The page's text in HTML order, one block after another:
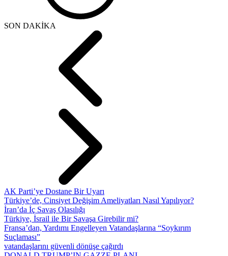
SON DAKİKA
AK Parti’ye Dostane Bir Uyarı
Türkiye’de, Cinsiyet Değişim Ameliyatları Nasıl Yapılıyor?
İran’da İç Savaş Olasılığı
Türkiye, İsrail ile Bir Savaşa Girebilir mi?
Fransa’dan, Yardımı Engelleyen Vatandaşlarına “Soykırım
Suçlaması”
vatandaşlarını güvenli dönüşe çağırdı